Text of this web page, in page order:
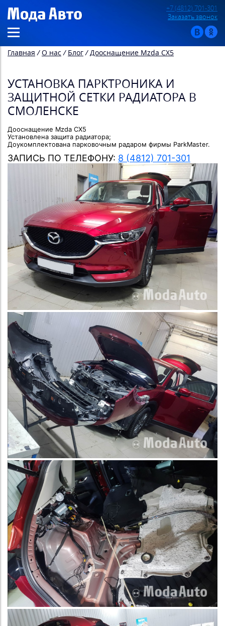
+7 (4812) 701-301
Заказать звонок
Главная / О нас / Блог / Дооснащение Mzda CX5
УСТАНОВКА ПАРКТРОНИКА И
ЗАЩИТНОЙ СЕТКИ РАДИАТОРА В
СМОЛЕНСКЕ
Дооснащение Mzda CX5
Установлена защита радиатора;
Доукомплектована парковочным радаром фирмы ParkMaster.
ЗАПИСЬ ПО ТЕЛЕФОНУ: 8 (4812) 701-301